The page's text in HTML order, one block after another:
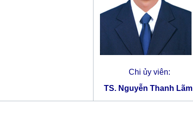
Chi ủy viên:
TS. Nguyễn Thanh Lãm